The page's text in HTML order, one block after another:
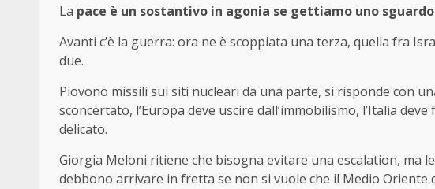
La pace è un sostantivo in agonia se gettiamo uno
Avanti c’è la guerra: ora ne è scoppiata una terza, quella fra
due.
Piovono missili sui siti nucleari da una parte, si risponde con
sconcertato, l’Europa deve uscire dall’immobilismo, l’Italia
delicato.
Giorgia Meloni ritiene che bisogna evitare una escalation, ma
debbono arrivare in fretta se non si vuole che il Medio Oriente